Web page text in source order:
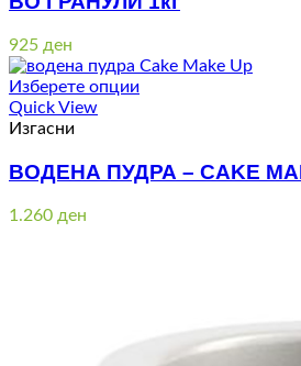
925 ден
Изберете опции
Quick View
Изгасни
ВОДЕНА ПУДРА – CAKE
1.260 ден